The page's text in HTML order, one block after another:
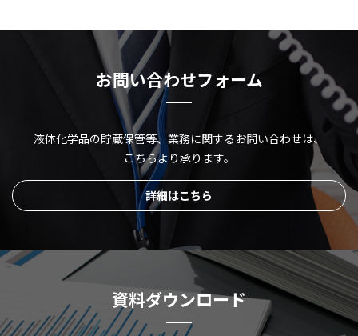
お問い合わせフォーム
液体化学品の貯蔵保管等、業務に関するお問い合わせは、
こちらより承ります。
詳細はこちら
資料ダウンロード